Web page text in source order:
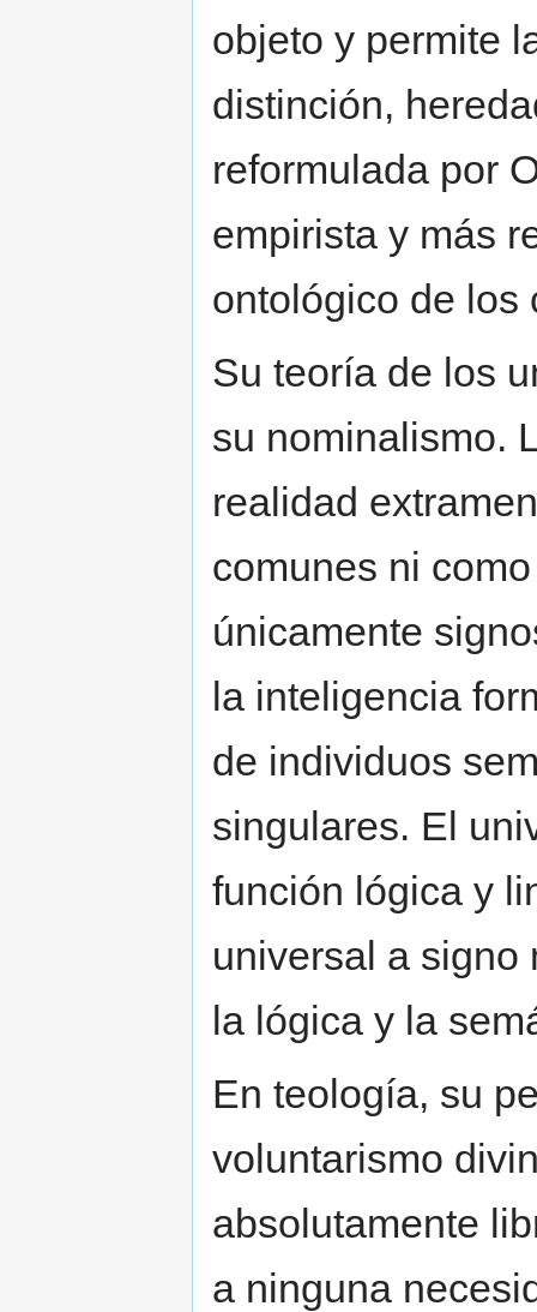
objeto y permite
distinción,
reformulada por
empirista y más
ontológico de los
Su teoría de los
su nominalismo.
realidad
comunes ni
únicamente
la inteligencia
de individuos
singulares. El
función lógica y
universal a signo
la lógica y la
En teología, su
voluntarismo
absolutamente
a ninguna